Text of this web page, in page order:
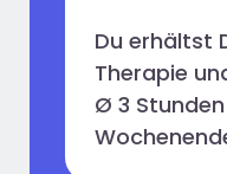
Du erhältst
Therapie
Ø 3